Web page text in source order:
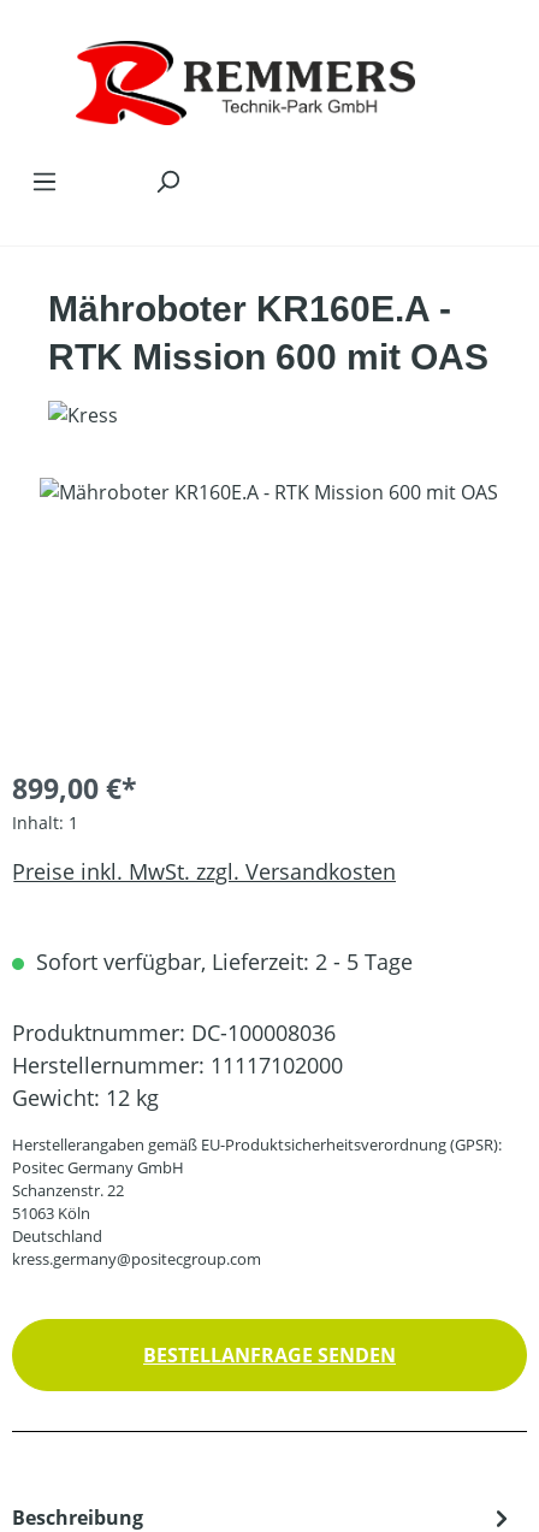
Mähroboter KR160E.A -
RTK Mission 600 mit OAS
Bildergalerie überspringen
899,00 €*
Inhalt: 1
Preise inkl. MwSt. zzgl. Versandkosten
Sofort verfügbar, Lieferzeit: 2 - 5 Tage
Produktnummer: DC-100008036
Herstellernummer: 11117102000
Gewicht: 12 kg
Herstellerangaben gemäß EU-Produktsicherheitsverordnung (GPSR):
Positec Germany GmbH
Schanzenstr. 22
51063 Köln
Deutschland
kress.germany@positecgroup.com
BESTELLANFRAGE SENDEN
Beschreibung